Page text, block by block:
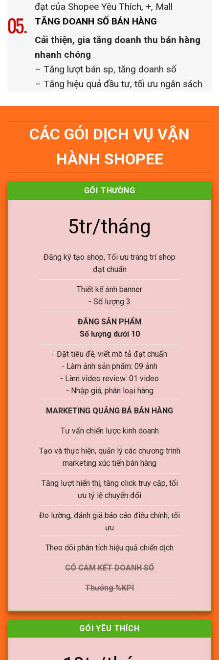
đạt của Shopee Yêu Thích, +, Mall
TĂNG DOANH SỐ BÁN HÀNG
Cải thiện, gia tăng doanh thu bán hàng
nhanh chóng
– Tăng lượt bán sp, tăng doanh số
– Tăng hiệu quả đầu tư, tối ưu ngân sách
CÁC GÓI DỊCH VỤ VẬN
HÀNH SHOPEE
GÓI THƯỜNG
5tr/tháng
Đăng ký tạo shop, Tối ưu trang trí shop
đạt chuẩn
Thiết kế ảnh banner
- Số lượng 3
ĐĂNG SẢN PHẨM
Số lượng dưới 10
- Đặt tiêu đề, viết mô tả đạt chuẩn
- Làm ảnh sản phẩm: 09 ảnh
- Làm video review: 01 video
- Nhập giá, phân loại hàng
MARKETING QUẢNG BÁ BÁN HÀNG
Tư vấn chiến lược kinh doanh
Tạo và thực hiện, quản lý các chương trình
marketing xúc tiến bán hàng
Tăng lượt hiển thị, tăng click truy cập, tối
ưu tỷ lệ chuyển đổi
Đo lường, đánh giá báo cáo điều chỉnh, tối
ưu
Theo dõi phân tích hiệu quả chiến dịch
CÓ CAM KẾT DOANH SỐ
Thưởng %KPI
GÓI YÊU THÍCH